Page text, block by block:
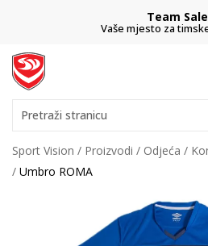
Team
Vaše mjesto za
Pretraži stranicu
Sport Vision Proizvodi Odjeća
Umbro ROMA